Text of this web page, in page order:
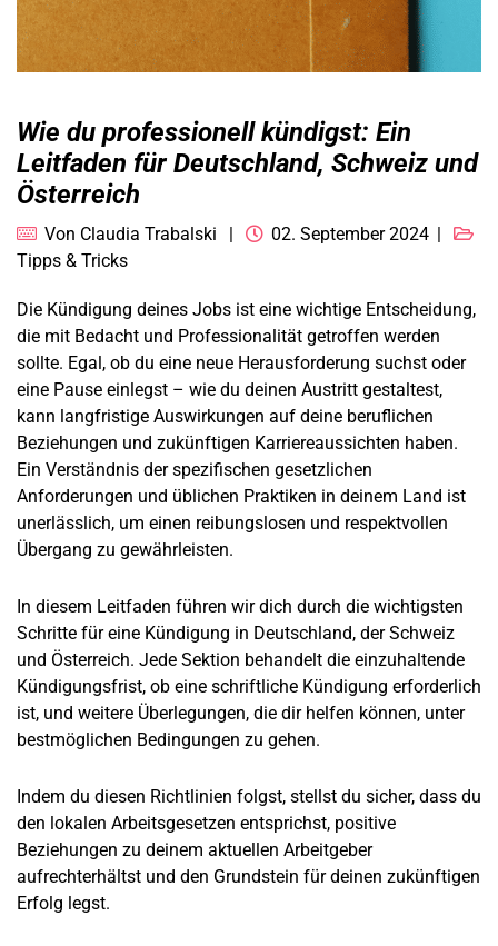
Wie du professionell kündigst: Ein
Leitfaden für Deutschland, Schweiz und
Österreich
Von Claudia Trabalski
02. September 2024
Tipps & Tricks
Die Kündigung deines Jobs ist eine wichtige Entscheidung,
die mit Bedacht und Professionalität getroffen werden
sollte. Egal, ob du eine neue Herausforderung suchst oder
eine Pause einlegst – wie du deinen Austritt gestaltest,
kann langfristige Auswirkungen auf deine beruflichen
Beziehungen und zukünftigen Karriereaussichten haben.
Ein Verständnis der spezifischen gesetzlichen
Anforderungen und üblichen Praktiken in deinem Land ist
unerlässlich, um einen reibungslosen und respektvollen
Übergang zu gewährleisten.
In diesem Leitfaden führen wir dich durch die wichtigsten
Schritte für eine Kündigung in Deutschland, der Schweiz
und Österreich. Jede Sektion behandelt die einzuhaltende
Kündigungsfrist, ob eine schriftliche Kündigung erforderlich
ist, und weitere Überlegungen, die dir helfen können, unter
bestmöglichen Bedingungen zu gehen.
Indem du diesen Richtlinien folgst, stellst du sicher, dass du
den lokalen Arbeitsgesetzen entsprichst, positive
Beziehungen zu deinem aktuellen Arbeitgeber
aufrechterhältst und den Grundstein für deinen zukünftigen
Erfolg legst.